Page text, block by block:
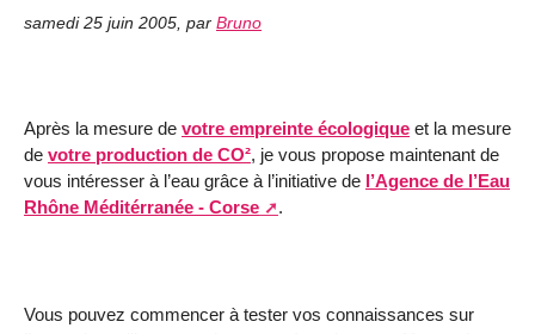
samedi 25 juin 2005 par Bruno
Après la mesure de votre empreinte écologique et la mesure
de votre production de CO², je vous propose maintenant de
vous intéresser à l’eau grâce à l’initiative de l’Agence de l’Eau
Rhône Méditérranée - Corse
.
Vous pouvez commencer à tester vos connaissances sur